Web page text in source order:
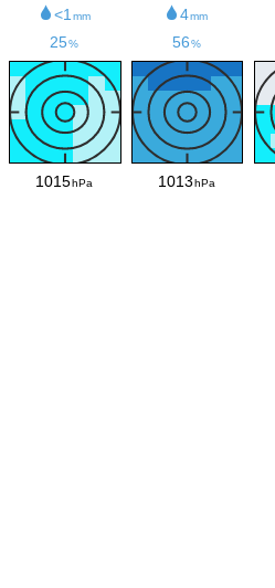
<1mm
25%
1015hPa
4mm
56%
1013hPa